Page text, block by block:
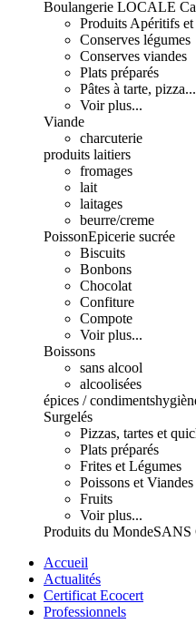
Boulangerie LOCALE
Produits Apéritifs
Conserves légumes
Conserves viandes
Plats préparés
Pâtes à tarte, pizza...
Voir plus...
Viande
charcuterie
produits laitiers
fromages
lait
laitages
beurre/creme
PoissonEpicerie sucrée
Biscuits
Bonbons
Chocolat
Confiture
Compote
Voir plus...
Boissons
sans alcool
alcoolisées
épices / condiments
Surgelés
Pizzas, tartes et
Plats préparés
Frites et Légumes
Poissons et Viandes
Fruits
Voir plus...
Produits du MondeSANS
Accueil
Actualités
Certificat Ecocert
Professionnels